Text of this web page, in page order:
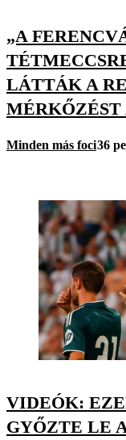
„A
LÁTTÁK A
MÉRKŐZÉST
Minden más foci36
VIDEÓK:
GYŐZTE LE